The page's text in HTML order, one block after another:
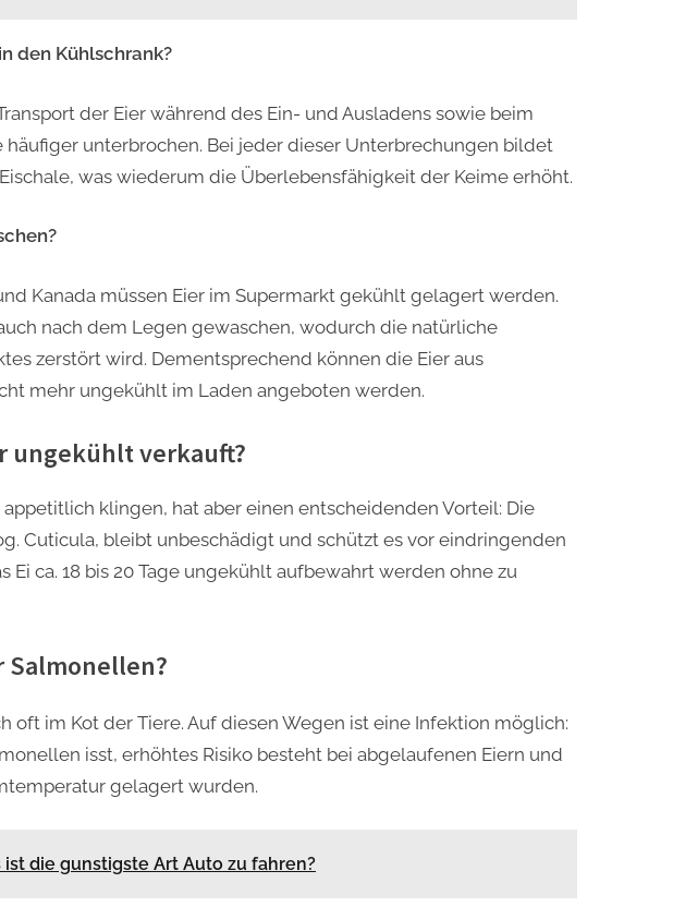
den Kühlschrank?
der Eier während des Ein- und Ausladens sowie beim
häufiger unterbrochen. Bei jeder dieser Unterbrechungen bildet
was wiederum die Überlebensfähigkeit der Keime erhöht.
Kanada müssen Eier im Supermarkt gekühlt gelagert werden.
nach dem Legen gewaschen, wodurch die natürliche
zerstört wird. Dementsprechend können die Eier aus
mehr ungekühlt im Laden angeboten werden.
ungekühlt verkauft?
klingen, hat aber einen entscheidenden Vorteil: Die
Cuticula, bleibt unbeschädigt und schützt es vor eindringenden
Ei ca. 18 bis 20 Tage ungekühlt aufbewahrt werden ohne zu
Salmonellen?
oft im Kot der Tiere. Auf diesen Wegen ist eine Infektion möglich:
isst, erhöhtes Risiko besteht bei abgelaufenen Eiern und
gelagert wurden.
ist die gunstigste Art Auto zu fahren?